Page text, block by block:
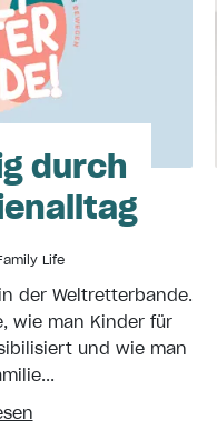
durch
Life
der Weltretterbande.
wie man Kinder für
und wie man